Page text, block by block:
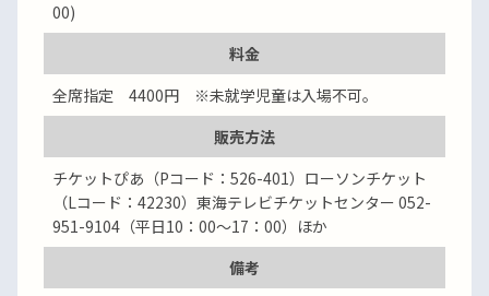
00)
料金
全席指定 4400円 ※未就学児童は入場不可。
販売方法
チケットぴあ（Pコード：526-401）ローソンチケット
（Lコード：42230）東海テレビチケットセンター 052-
951-9104（平日10：00～17：00）ほか
備考